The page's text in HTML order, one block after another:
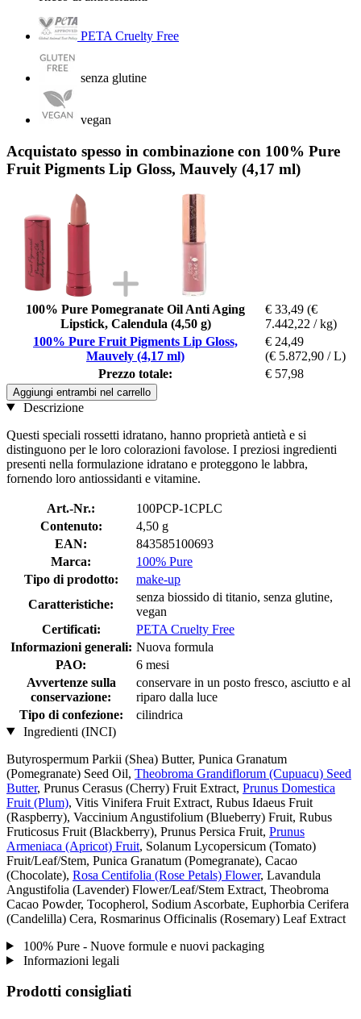
PETA Cruelty Free
senza glutine
vegan
Acquistato spesso in combinazione con 100% Pure
Fruit Pigments Lip Gloss, Mauvely (4,17 ml)
100% Pure Pomegranate Oil Anti Aging
Lipstick, Calendula (4,50 g)
€ 33,49 (€
7.442,22 / kg)
100% Pure Fruit Pigments Lip Gloss,
Mauvely (4,17 ml)
€ 24,49
(€ 5.872,90 / L)
Prezzo totale:
€ 57,98
Aggiungi entrambi nel carrello
Descrizione
Questi speciali rossetti idratano, hanno proprietà antietà e si
distinguono per le loro colorazioni favolose. I preziosi ingredienti
presenti nella formulazione idratano e proteggono le labbra,
fornendo loro antiossidanti e vitamine.
Art.-Nr.:
100PCP-1CPLC
Contenuto:
4,50 g
EAN:
843585100693
Marca:
100% Pure
Tipo di prodotto:
make-up
Caratteristiche:
senza biossido di titanio, senza glutine,
vegan
Certificati:
PETA Cruelty Free
Informazioni generali: Nuova formula
PAO:
6 mesi
Avvertenze sulla
conservazione:
conservare in un posto fresco, asciutto e al
riparo dalla luce
Tipo di confezione:
cilindrica
Ingredienti (INCI)
Butyrospermum Parkii (Shea) Butter, Punica Granatum
(Pomegranate) Seed Oil, Theobroma Grandiflorum (Cupuacu) Seed
Butter, Prunus Cerasus (Cherry) Fruit Extract, Prunus Domestica
Fruit (Plum), Vitis Vinifera Fruit Extract, Rubus Idaeus Fruit
(Raspberry), Vaccinium Angustifolium (Blueberry) Fruit, Rubus
Fruticosus Fruit (Blackberry), Prunus Persica Fruit, Prunus
Armeniaca (Apricot) Fruit, Solanum Lycopersicum (Tomato)
Fruit/Leaf/Stem, Punica Granatum (Pomegranate), Cacao
(Chocolate), Rosa Centifolia (Rose Petals) Flower, Lavandula
Angustifolia (Lavender) Flower/Leaf/Stem Extract, Theobroma
Cacao Powder, Tocopherol, Sodium Ascorbate, Euphorbia Cerifera
(Candelilla) Cera, Rosmarinus Officinalis (Rosemary) Leaf Extract
100% Pure - Nuove formule e nuovi packaging
Informazioni legali
Prodotti consigliati